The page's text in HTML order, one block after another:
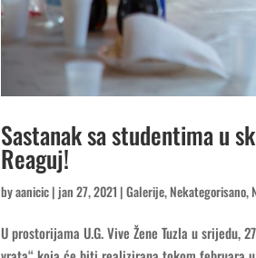
Sastanak sa studentima u
Reaguj!
byaanicic| jan 27, 2021 |Galerije,Nekategorisano,
U prostorijama U.G. Vive Žene Tuzla u srijedu,